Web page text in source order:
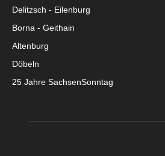
Delitzsch - Eilenburg
Borna - Geithain
Altenburg
Döbeln
25 Jahre SachsenSonntag